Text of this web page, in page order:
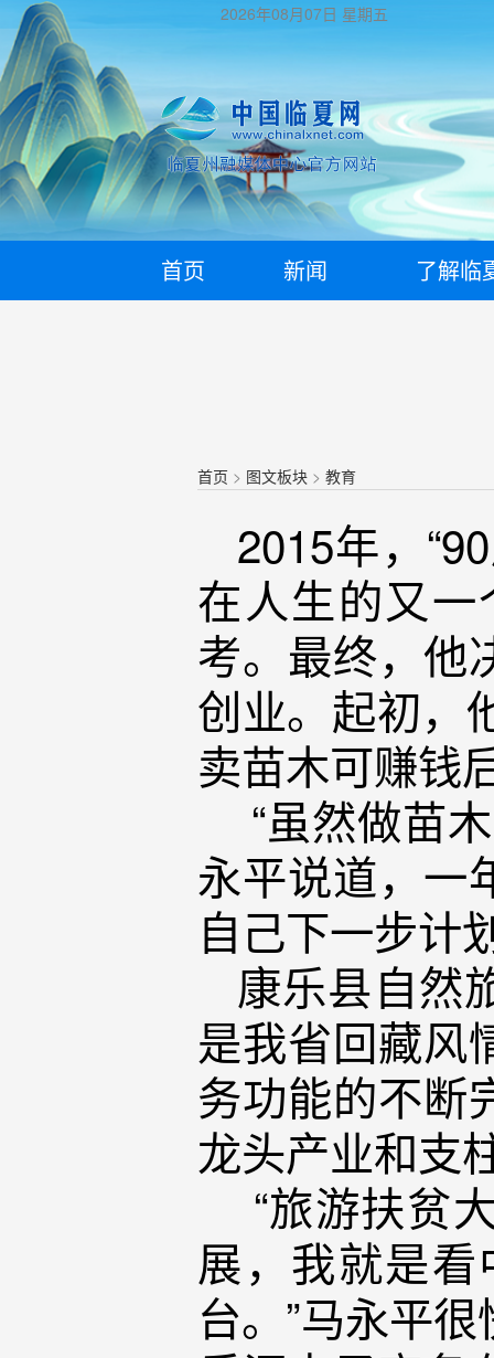
2026年08月07日 星期五
首页 新闻 了解临
首页 > 图文板块 >教育
2015年，
在人生的又
考。最终，他
创业。起初，
卖苗木可赚钱
“虽然做苗
永平说道，一
自己下一步
康乐县自然
是我省回藏风
务功能的不断
龙头产业和支
“旅游扶贫
展，我就是
台。”马永平